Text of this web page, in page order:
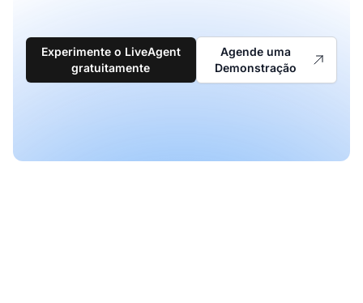
Experimente o LiveAgent
gratuitamente
Agende uma
Demonstração